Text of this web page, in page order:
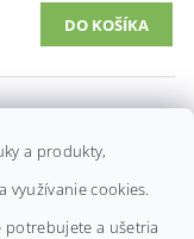
300,
E11-100
a produkty,
využívanie cookies.
a ušetria